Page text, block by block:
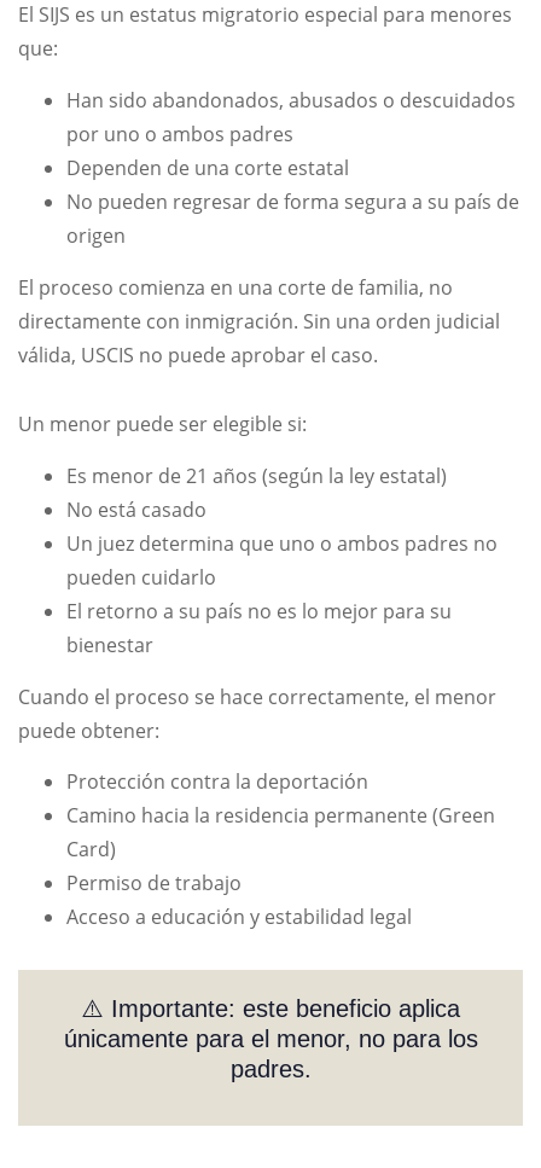
El SIJS es un estatus migratorio especial para menores
que:
Han sido abandonados, abusados o descuidados
por uno o ambos padres
Dependen de una corte estatal
No pueden regresar de forma segura a su país de
origen
El proceso comienza en una corte de familia, no
directamente con inmigración. Sin una orden judicial
válida, USCIS no puede aprobar el caso.
Un menor puede ser elegible si:
Es menor de 21 años (según la ley estatal)
No está casado
Un juez determina que uno o ambos padres no
pueden cuidarlo
El retorno a su país no es lo mejor para su
bienestar
Cuando el proceso se hace correctamente, el menor
puede obtener:
Protección contra la deportación
Camino hacia la residencia permanente (Green
Card)
Permiso de trabajo
Acceso a educación y estabilidad legal
⚠️ Importante: este beneficio aplica
únicamente para el menor, no para los
padres.